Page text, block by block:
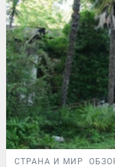
СТРАНА И МИР